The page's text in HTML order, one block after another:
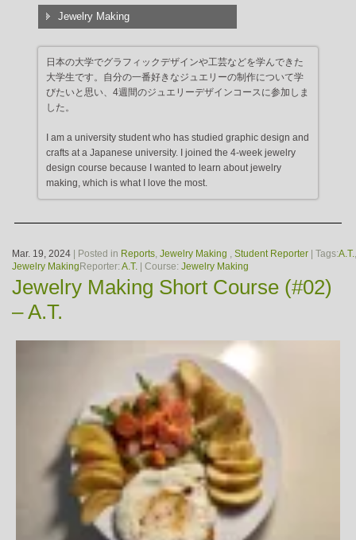
Jewelry Making
日本の大学でグラフィックデザインや工芸などを学んできた
大学生です。自分の一番好きなジュエリーの制作について学
びたいと思い、4週間のジュエリーデザインコースに参加しま
した。
I am a university student who has studied graphic design and
crafts at a Japanese university. I joined the 4-week jewelry
design course because I wanted to learn about jewelry
making, which is what I love the most.
Mar. 19, 2024 | Posted in Reports, Jewelry Making , Student Reporter | Tags:A.T.,
Jewelry Making Reporter: A.T. | Course: Jewelry Making
Jewelry Making Short Course (#02)
– A.T.